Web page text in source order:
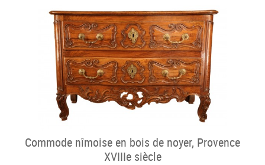
Commode nîmoise en bois de noyer, Provence
XVIIIe siècle